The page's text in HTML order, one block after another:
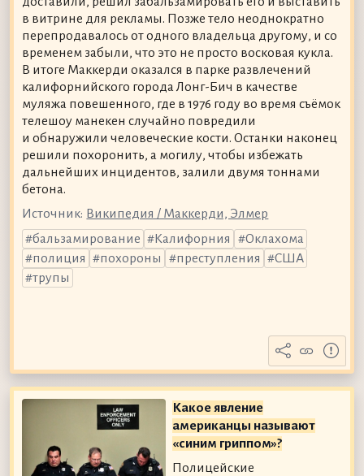
в витрине для рекламы. Позже тело неоднократно
перепродавалось от одного владельца другому, и со
временем забыли, что это не просто восковая кукла.
В итоге Маккерди оказался в парке развлечений
калифорнийского города Лонг-Бич в качестве
муляжа повешенного, где в 1976 году во время съёмок
телешоу манекен случайно повредили
и обнаружили человеческие кости. Останки наконец
решили похоронить, а могилу, чтобы избежать
дальнейших инцидентов, залили двумя тоннами
бетона.
Источник: Википедия / Маккерди, Элмер
бальзамирование
Калифорния
Оклахома
полиция
похороны преступления
США
трупы
Какое явление
американцы называют
«синим гриппом»?
Полицейские